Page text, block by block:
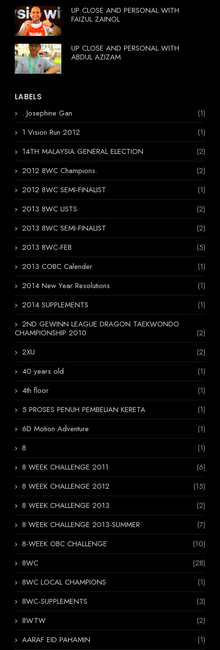
UP CLOSE AND PERSONAL WITH
FAIZUL ZAINOL
UP CLOSE AND PERSONAL WITH
ABDUL AZIZAM
LABELS
. Josephine Gan
(1)
1 Vision Run 2012
(1)
14TH MALAYSIA GENERAL ELECTION
(2)
2012 8WC Champions.
(2)
2012 8WC SEMI-FINALIST
(1)
2013 8WC LISTS
(2)
2013 8WC SEMI-FINALIST
(2)
2013 8WC-FEB
(5)
2013 COBC Calender
(1)
2014 New Year Resolutions
(1)
2014 SUPPLEMENTS
(1)
2ND GEWINN LEAGUE DRAGON TAEKWONDO
CHAMPIONSHIP 2010
(2)
2XU
(2)
40 years old
(1)
4th floor
(1)
5 PROSES PENUH PEMBELIAN KERETA
(1)
6D Motion Adventure
(1)
8
(1)
8 WEEK CHALLENGE 2011
(6)
8 WEEK CHALLENGE 2012
(15)
8 WEEK CHALLENGE 2013
(2)
8 WEEK CHALLENGE 2013-SUMMER
(7)
8-WEEK OBC CHALLENGE
(10)
8WC
(28)
8WC LOCAL CHAMPIONS
(1)
8WC-SUPPLEMENTS
(3)
8WTW
(2)
AARAF EID PAHAMIN
(1)